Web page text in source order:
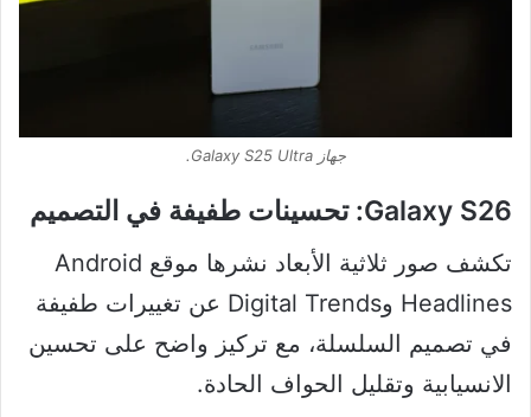
جهاز Galaxy S25 Ultra.
Galaxy S26: تحسينات طفيفة في التصميم
تكشف صور ثلاثية الأبعاد نشرها موقع Android
Headlines وDigital Trends عن تغييرات طفيفة
في تصميم السلسلة، مع تركيز واضح على تحسين
الانسيابية وتقليل الحواف الحادة.